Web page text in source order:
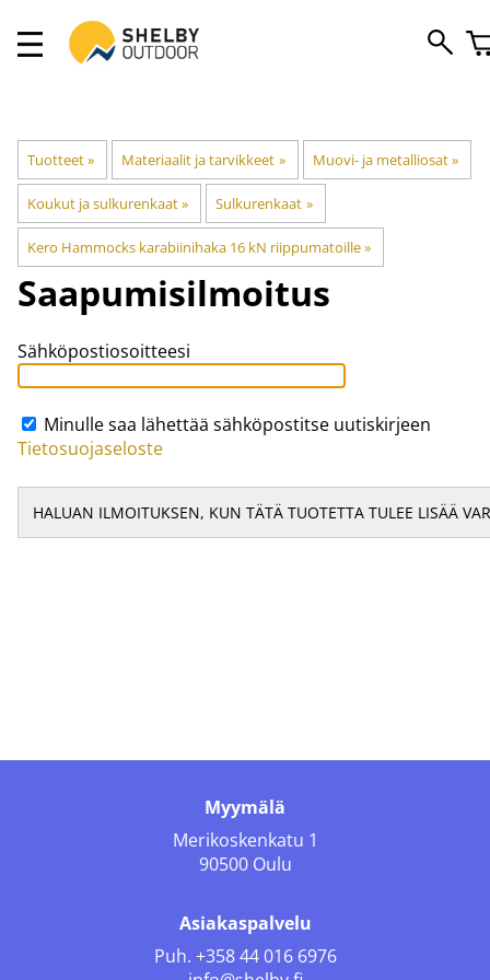
Tuotteet‪» Materiaalit ja tarvikkeet ‪» Muovi- ja metalliosat‪»
Koukut ja sulkurenkaat‪» Sulkurenkaat ‪»
Kero Hammocks karabiinihaka 16 kN riippumatoille‪»
Saapumisilmoitus
Sähköpostiosoitteesi
Minulle saa lähettää sähköpostitse uutiskirjeen
Tietosuojaseloste
Myymälä
Merikoskenkatu 1
90500 Oulu
Asiakaspalvelu
Puh. +358 44 016 6976